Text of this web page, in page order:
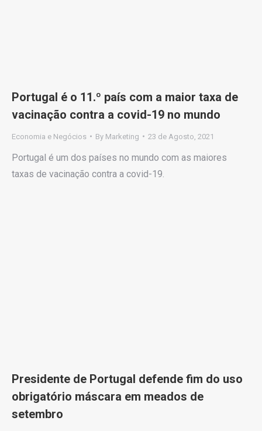
Portugal é o 11.º país com a maior taxa de
vacinação contra a covid-19 no mundo
Economia e Negócios By Marketing 23 de Agosto, 2021
Portugal é um dos países no mundo com as maiores
taxas de vacinação contra a covid-19.
Presidente de Portugal defende fim do uso
obrigatório máscara em meados de
setembro